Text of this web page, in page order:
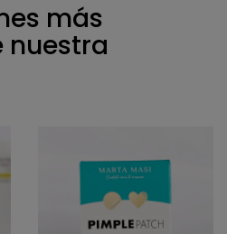
más
nuestra